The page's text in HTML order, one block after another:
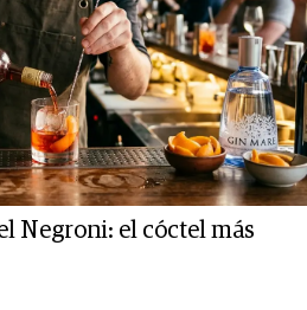
Negroni: el cóctel más